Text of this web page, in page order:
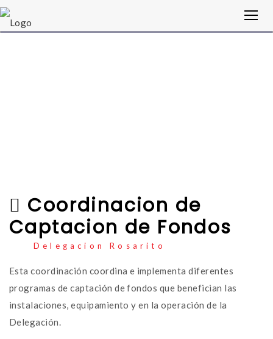
Coordinacion de
Captacion de Fondos
Delegacion Rosarito
Esta coordinación coordina e implementa diferentes
programas de captación de fondos que benefician las
instalaciones, equipamiento y en la operación de la
Delegación.